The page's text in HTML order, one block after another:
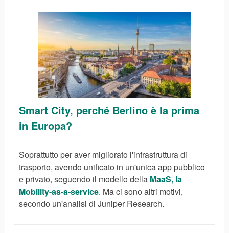
Smart City, perché Berlino è la prima
in Europa?
Soprattutto per aver migliorato l'infrastruttura di
trasporto, avendo unificato in un'unica app pubblico
e privato, seguendo il modello della MaaS, la
Mobility-as-a-service. Ma ci sono altri motivi,
secondo un'analisi di Juniper Research.